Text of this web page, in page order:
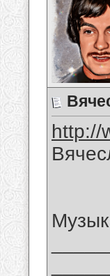
http://